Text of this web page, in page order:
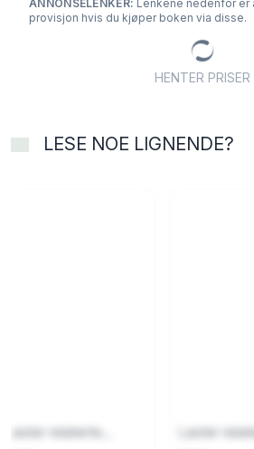
ANNONSELENKER: Lenkene nedenfor er
provisjon hvis du kjøper boken via disse.
HENTER PRISER
LESE NOE LIGNENDE?
Laster relaterte... Laster